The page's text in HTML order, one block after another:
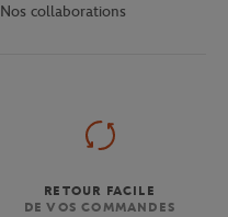
Nos collaborations
RETOUR FACILE
DE VOS COMMANDES